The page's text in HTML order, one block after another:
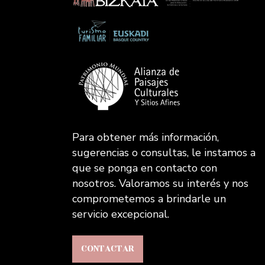
Para obtener más información,
sugerencias o consultas, le instamos a
que se ponga en contacto con
nosotros. Valoramos su interés y nos
comprometemos a brindarle un
servicio excepcional.
CONTACTAR